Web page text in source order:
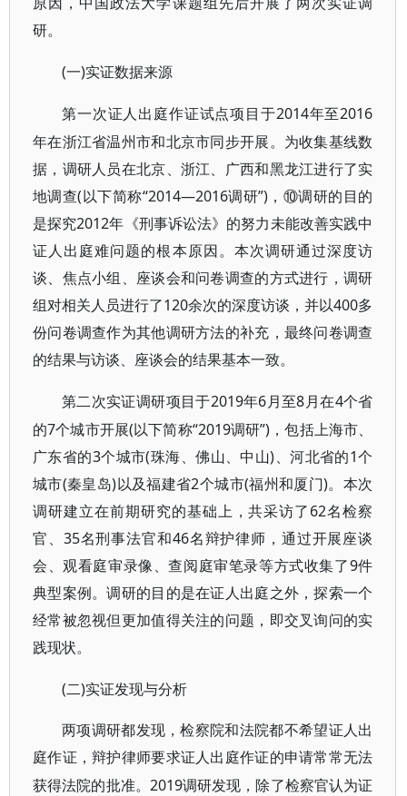
研。
(一)实证数据来源
第一次证人出庭作证试点项目于2014年至2016
年在浙江省温州市和北京市同步开展。为收集基线数
据，调研人员在北京、浙江、广西和黑龙江进行了实
地调查(以下简称“2014—2016调研”)，⑩调研的目的
是探究2012年《刑事诉讼法》的努力未能改善实践中
证人出庭难问题的根本原因。本次调研通过深度访
谈、焦点小组、座谈会和问卷调查的方式进行，调研
组对相关人员进行了120余次的深度访谈，并以400多
份问卷调查作为其他调研方法的补充，最终问卷调查
的结果与访谈、座谈会的结果基本一致。
第二次实证调研项目于2019年6月至8月在4个省
的7个城市开展(以下简称“2019调研”)，包括上海市、
广东省的3个城市(珠海、佛山、中山)、河北省的1个
城市(秦皇岛)以及福建省2个城市(福州和厦门)。本次
调研建立在前期研究的基础上，共采访了62名检察
官、35名刑事法官和46名辩护律师，通过开展座谈
会、观看庭审录像、查阅庭审笔录等方式收集了9件
典型案例。调研的目的是在证人出庭之外，探索一个
经常被忽视但更加值得关注的问题，即交叉询问的实
践现状。
(二)实证发现与分析
两项调研都发现，检察院和法院都不希望证人出
庭作证，辩护律师要求证人出庭作证的申请常常无法
获得法院的批准。 2019调研发现，除了检察官认为证